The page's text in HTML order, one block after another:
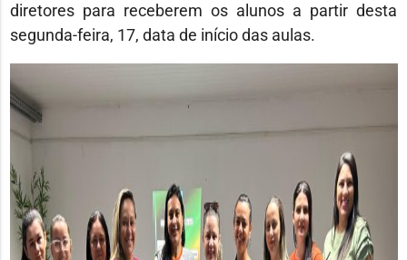
diretores para receberem os alunos a partir desta
segunda-feira, 17, data de início das aulas.